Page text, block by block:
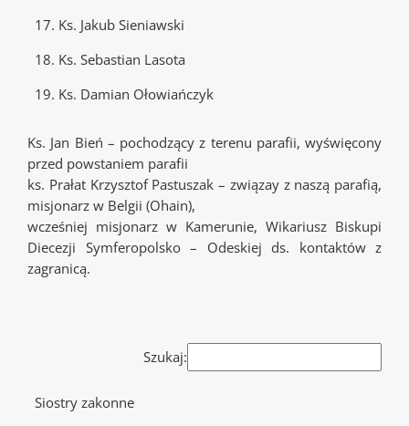
17. Ks. Jakub Sieniawski
18. Ks. Sebastian Lasota
19. Ks. Damian Ołowiańczyk
Ks. Jan Bień – pochodzący z terenu parafii, wyświęcony
przed powstaniem parafii
ks. Prałat Krzysztof Pastuszak – związay z naszą parafią,
misjonarz w Belgii (Ohain),
wcześniej misjonarz w Kamerunie, Wikariusz Biskupi
Diecezji Symferopolsko – Odeskiej ds. kontaktów z
zagranicą.
Szukaj:
Siostry zakonne